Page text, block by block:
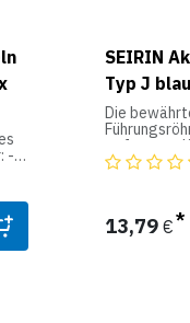
-
SEIRIN
Typ J
Die
geformten
13,79 €